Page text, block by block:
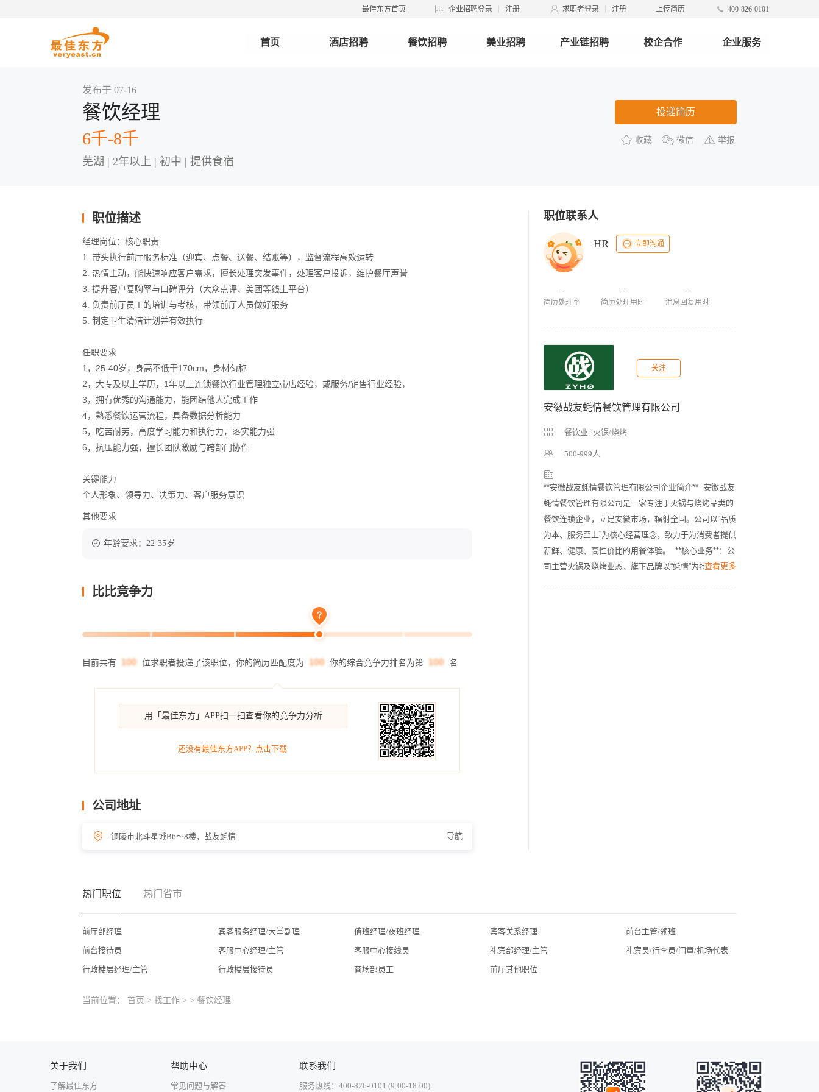
最佳东方首页 企业招聘登录 注册 求职者登录 注册 上传简历 400-826-0101
首页 酒店招聘 餐饮招聘 美业招聘 产业链招聘 校企合作 企业服务
发布于 07-16
餐饮经理
6千-8千
芜湖 | 2年以上 | 初中 | 提供食宿
投递简历
收藏 微信 举报
职位描述
经理岗位：核心职责
1. 带头执行前厅服务标准（迎宾、点餐、送餐、结账等），监督流程高效运转
2. 热情主动，能快速响应客户需求，擅长处理突发事件，处理客户投诉，维护餐厅声誉
3. 提升客户复购率与口碑评分（大众点评、美团等线上平台）
4. 负责前厅员工的培训与考核，带领前厅人员做好服务
5. 制定卫生清洁计划并有效执行
任职要求
1，25-40岁，身高不低于170cm，身材匀称
2，大专及以上学历，1年以上连锁餐饮行业管理独立带店经验，或服务/销售行业经验，
3，拥有优秀的沟通能力，能团结他人完成工作
4，熟悉餐饮运营流程，具备数据分析能力
5，吃苦耐劳，高度学习能力和执行力，落实能力强
6，抗压能力强，擅长团队激励与跨部门协作
关键能力
个人形象、领导力、决策力、客户服务意识
其他要求
年龄要求：22-35岁
比比竞争力
目前共有 位求职者投递了该职位，你的简历匹配度为 你的综合竞争力排名为第 名
用「最佳东方」APP扫一扫查看你的竞争力分析
还没有最佳东方APP？点击下载
公司地址
铜陵市北斗星城B6～8楼，战友蚝情 导航
职位联系人
HR 立即沟通
--
简历处理率
--
简历处理用时
--
消息回复用时
关注
安徽战友蚝情餐饮管理有限公司
餐饮业--火锅/烧烤
500-999人
**安徽战友蚝情餐饮管理有限公司企业简介**  安徽战友
蚝情餐饮管理有限公司是一家专注于火锅与烧烤品类的
餐饮连锁企业，立足安徽市场，辐射全国。公司以“品质
为本、服务至上”为核心经营理念，致力于为消费者提供
新鲜、健康、高性价比的用餐体验。  **核心业务**：公
司主营火锅及烧烤业态，旗下品牌以“蚝情”为特色，主
查看更多
热门职位 热门省市
前厅部经理 宾客服务经理/大堂副理 值班经理/夜班经理 宾客关系经理 前台主管/领班
前台接待员 客服中心经理/主管 客服中心接线员 礼宾部经理/主管 礼宾员/行李员/门童/机场代表
行政楼层经理/主管 行政楼层接待员 商场部员工 前厅其他职位
昆明酒店招聘
全国酒店招聘
当前位置： 首页 > 找工作 > > 餐饮经理
关于我们
了解最佳东方
帮助中心
常见问题与解答
联系我们
服务热线：400-826-0101 (9:00-18:00)